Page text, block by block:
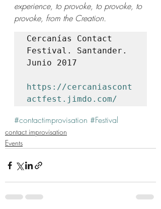
experience, to provoke, to provoke, to
provoke, from the Creation.
Cercanías Contact
Festival. Santander.
Junio 2017
https://cercaniascont
actfest.jimdo.com/
#contactimprovisation #Festival
contact improvisation
Events